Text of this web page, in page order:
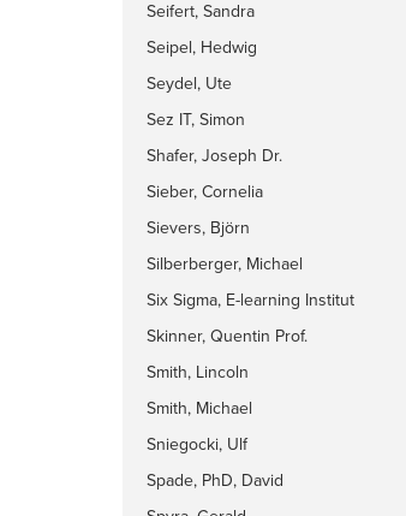
Seifert, Sandra
Seipel, Hedwig
Seydel, Ute
Sez IT, Simon
Shafer, Joseph Dr.
Sieber, Cornelia
Sievers, Björn
Silberberger, Michael
Six Sigma, E-learning Institut
Skinner, Quentin Prof.
Smith, Lincoln
Smith, Michael
Sniegocki, Ulf
Spade, PhD, David